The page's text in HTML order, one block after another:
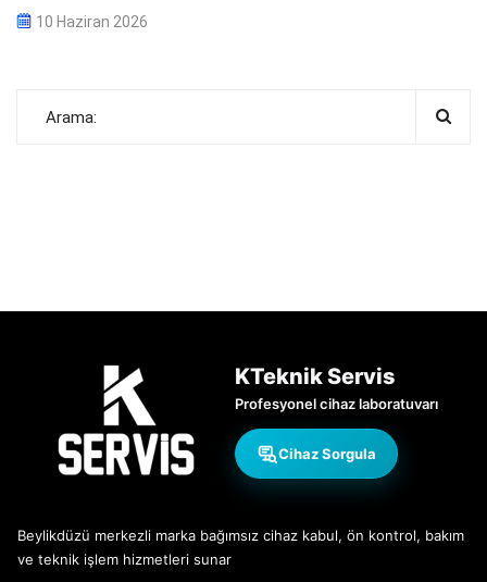
10 Haziran 2026
KTeknik Servis
Profesyonel cihaz laboratuvarı
Cihaz Sorgula
Beylikdüzü merkezli marka bağımsız cihaz kabul, ön kontrol, bakım
ve teknik işlem hizmetleri sunar